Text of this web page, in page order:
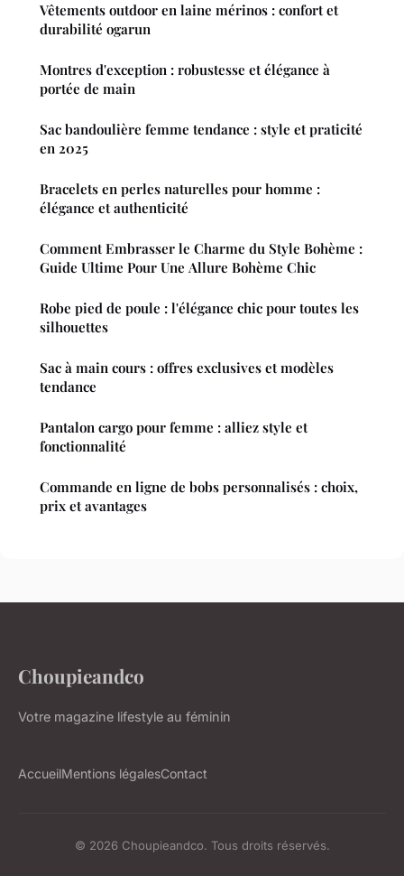
Vêtements outdoor en laine mérinos : confort et
durabilité ogarun
Montres d'exception : robustesse et élégance à
portée de main
Sac bandoulière femme tendance : style et praticité
en 2025
Bracelets en perles naturelles pour homme :
élégance et authenticité
Comment Embrasser le Charme du Style Bohème :
Guide Ultime Pour Une Allure Bohème Chic
Robe pied de poule : l'élégance chic pour toutes les
silhouettes
Sac à main cours : offres exclusives et modèles
tendance
Pantalon cargo pour femme : alliez style et
fonctionnalité
Commande en ligne de bobs personnalisés : choix,
prix et avantages
Choupieandco
Votre magazine lifestyle au féminin
AccueilMentions légalesContact
© 2026 Choupieandco. Tous droits réservés.